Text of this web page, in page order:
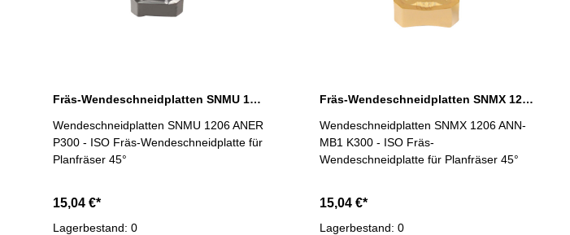
Fräs-Wendeschneidplatten SNMU 1206 ANER P300
Wendeschneidplatten SNMU 1206 ANER
P300 - ISO Fräs-Wendeschneidplatte für
Planfräser 45°
15,04 €*
Lagerbestand: 0
Fräs-Wendeschneidplatten SNMX 1206 ANN-MB1 K300
Wendeschneidplatten SNMX 1206 ANN-
MB1 K300 - ISO Fräs-
Wendeschneidplatte für Planfräser 45°
15,04 €*
Lagerbestand: 0